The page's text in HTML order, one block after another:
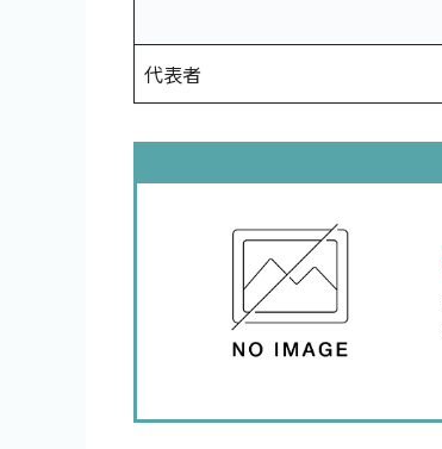
代表者